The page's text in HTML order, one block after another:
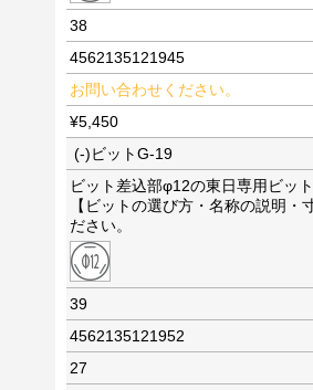
38
4562135121945
お問い合わせください。
¥5,450
(-)ビットG-19
ビット差込部φ12の東日専用ビッ
【ビットの選び方・名称の説明・
ださい。
39
4562135121952
27